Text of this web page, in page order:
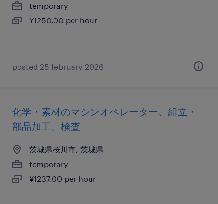
temporary
¥1250.00 per hour
posted 25 february 2026
化学・素材のマシンオペレーター、組立・
部品加工、検査
茨城県桜川市, 茨城県
temporary
¥1237.00 per hour